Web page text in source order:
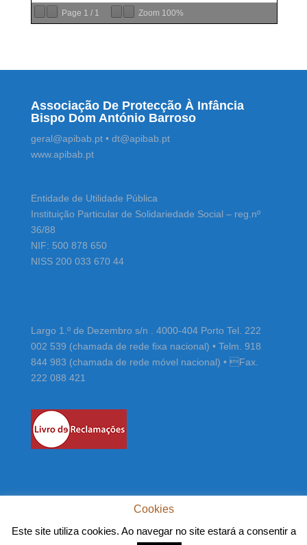
Page 1 / 1 Zoom 100%
Associação De Protecção À Infância
Bispo Dom António Barroso
geral@apibab.pt • dt@apibab.pt
www.apibab.pt
Entidade de Utilidade Pública
Instituição Particular de Solidariedade Social – reg.nº
36/88
NIF: 500 878 650
NISS 200 033 670 44
Largo 1.º de Dezembro s/n . 4000-404 Porto Tel. 222
002 539 (chamada de rede fixa nacional) • Telm. 918
844 983 (chamada de rede móvel nacional) • Fax.
222 088 421
Cookies
Este site utiliza cookies. Ao navegar no site estará a consentir a